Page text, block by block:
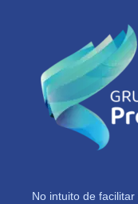
No intuito de